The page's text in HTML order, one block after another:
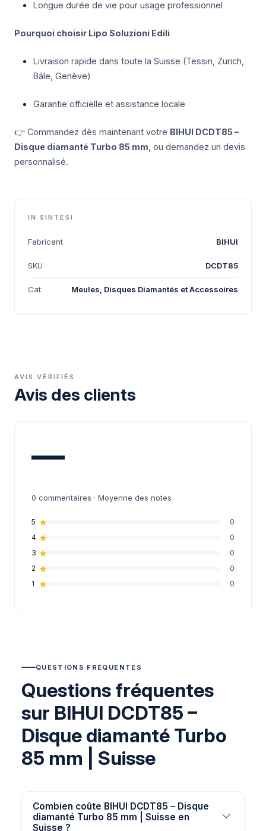
Longue durée de vie pour usage professionnel
Pourquoi choisir Lipo Soluzioni Edili
Livraison rapide dans toute la Suisse (Tessin, Zurich,
Bâle, Genève)
Garantie officielle et assistance locale
👉 Commandez dès maintenant votre BIHUI DCDT85 –
Disque diamanté Turbo 85 mm , ou demandez un devis
personnalisé.
IN SINTESI
Fabricant BIHUI
SKU DCDT85
Cat. Meules, Disques Diamantés et Accessoires
AVIS VÉRIFIÉS
Avis des clients
—
0 commentaires · Moyenne des notes
5
0
4
0
3
0
2
0
1
0
QUESTIONS FRÉQUENTES
Questions fréquentes
sur BIHUI DCDT85 –
Disque diamanté Turbo
85 mm | Suisse
Combien coûte BIHUI DCDT85 – Disque
diamanté Turbo 85 mm | Suisse en
Suisse ?